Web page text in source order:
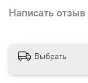
Написать отзыв
Выбрать